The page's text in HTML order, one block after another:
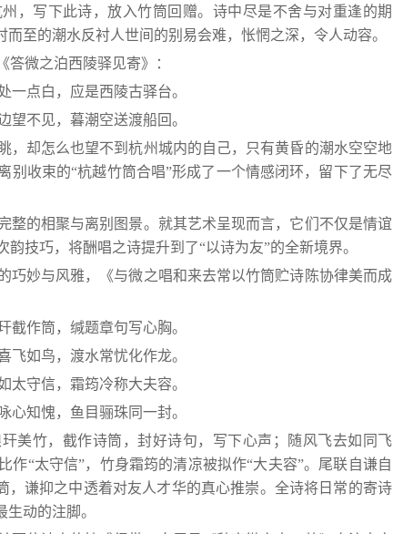
，写下此诗，放入竹筒回赠。诗中尽是不舍与对重逢的期
至的潮水反衬人世间的别易会难，怅惘之深，令人动容。
微之泊西陵驿见寄》：
一点白，应是西陵古驿台。
望不见，暮潮空送渡船回。
，却怎么也望不到杭州城内的自己，只有黄昏的潮水空空地
别收束的“杭越竹筒合唱”形成了一个情感闭环，留下了无尽
整的相聚与离别图景。就其艺术呈现而言，它们不仅是情谊
技巧，将酬唱之诗提升到了“以诗为友”的全新境界。
巧妙与风雅，《与微之唱和来去常以竹筒贮诗陈协律美而成
截作筒，缄题章句写心胸。
飞如鸟，渡水常忧化作龙。
太守信，霜筠冷称大夫容。
心知愧，鱼目骊珠同一封。
美竹，截作诗筒，封好诗句，写下心声；随风飞去如同飞
“太守信”，竹身霜筠的清凉被拟作“大夫容”。尾联自谦自
，谦抑之中透着对友人才华的真心推崇。全诗将日常的寄诗
动的注脚。